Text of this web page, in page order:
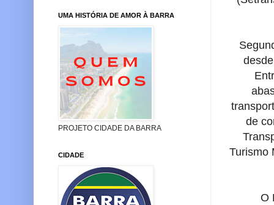
de
Turismo
O
UMA HISTÓRIA DE AMOR À BARRA
PROJETO CIDADE DA BARRA
CIDADE